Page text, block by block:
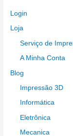
Login
Loja
Serviço de
A Minha Conta
Blog
Impressão 3D
Informática
Eletrônica
Mecanica